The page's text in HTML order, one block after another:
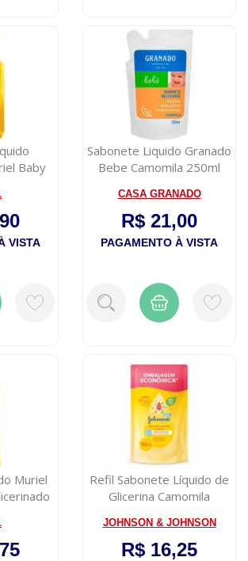
Baby
VISTA
Sabonete Liquido Granado
Bebe Camomila 250ml
CASA GRANADO
R$ 21,00
PAGAMENTO À VISTA
Muriel
Refil Sabonete Líquido de
Glicerina Camomila
JOHNSON & JOHNSON
R$ 16,25